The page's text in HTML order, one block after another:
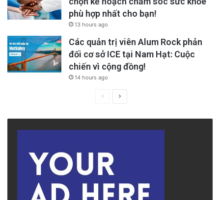
phù hợp nhất cho bạn!
13 hours ago
Các quản trị viên Alum Rock phản
đối cơ sở ICE tại Nam Hạt: Cuộc
chiến vì cộng đồng!
14 hours ago
PreviousNext